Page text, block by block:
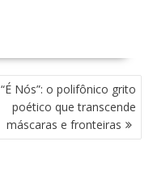
“É Nós”: o polifônico grito
poético que transcende
máscaras e fronteiras